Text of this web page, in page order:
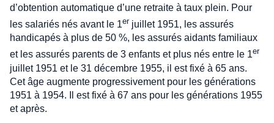
d’obtention automatique d’une retraite à taux plein. Pour
les salariés nés avant le 1er juillet 1951, les assurés
handicapés à plus de 50 %, les assurés aidants familiaux
et les assurés parents de 3 enfants et plus nés entre le 1er
juillet 1951 et le 31 décembre 1955, il est fixé à 65 ans.
Cet âge augmente progressivement pour les générations
1951 à 1954. Il est fixé à 67 ans pour les générations 1955
et après.